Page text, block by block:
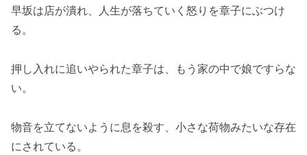
早坂は店が潰れ、人生が落ちていく怒りを章子にぶつけ
る。
押し入れに追いやられた章子は、もう家の中で娘ですらな
い。
物音を立てないように息を殺す、小さな荷物みたいな存在
にされている。